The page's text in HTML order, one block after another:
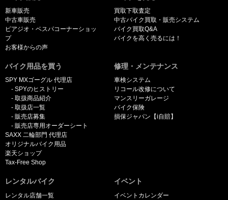
新車販売
中古車販売
ピアジオ・ベスパコーナーショッ
プ
お客様からの声
買取下取査定
中古バイク買取・販売システム
バイク買取Q&A
バイクを高く売るには！
バイク用品を買う
SPY MXゴーグル 代理店
SPYのヒストリー
取扱商品紹介
取扱店一覧
販売店募集
販売店専用オーダーシート
SAXX 二輪部門 代理店
オリジナルバイク用品
楽天ショップ
Tax-Free Shop
修理・メンテナンス
車検システム
リコール改修について
マンスリーガレージ
バイク保険
損保ジャパン【i自賠】
レンタルバイク
レンタル店舗一覧
イベント
イベントカレンダー